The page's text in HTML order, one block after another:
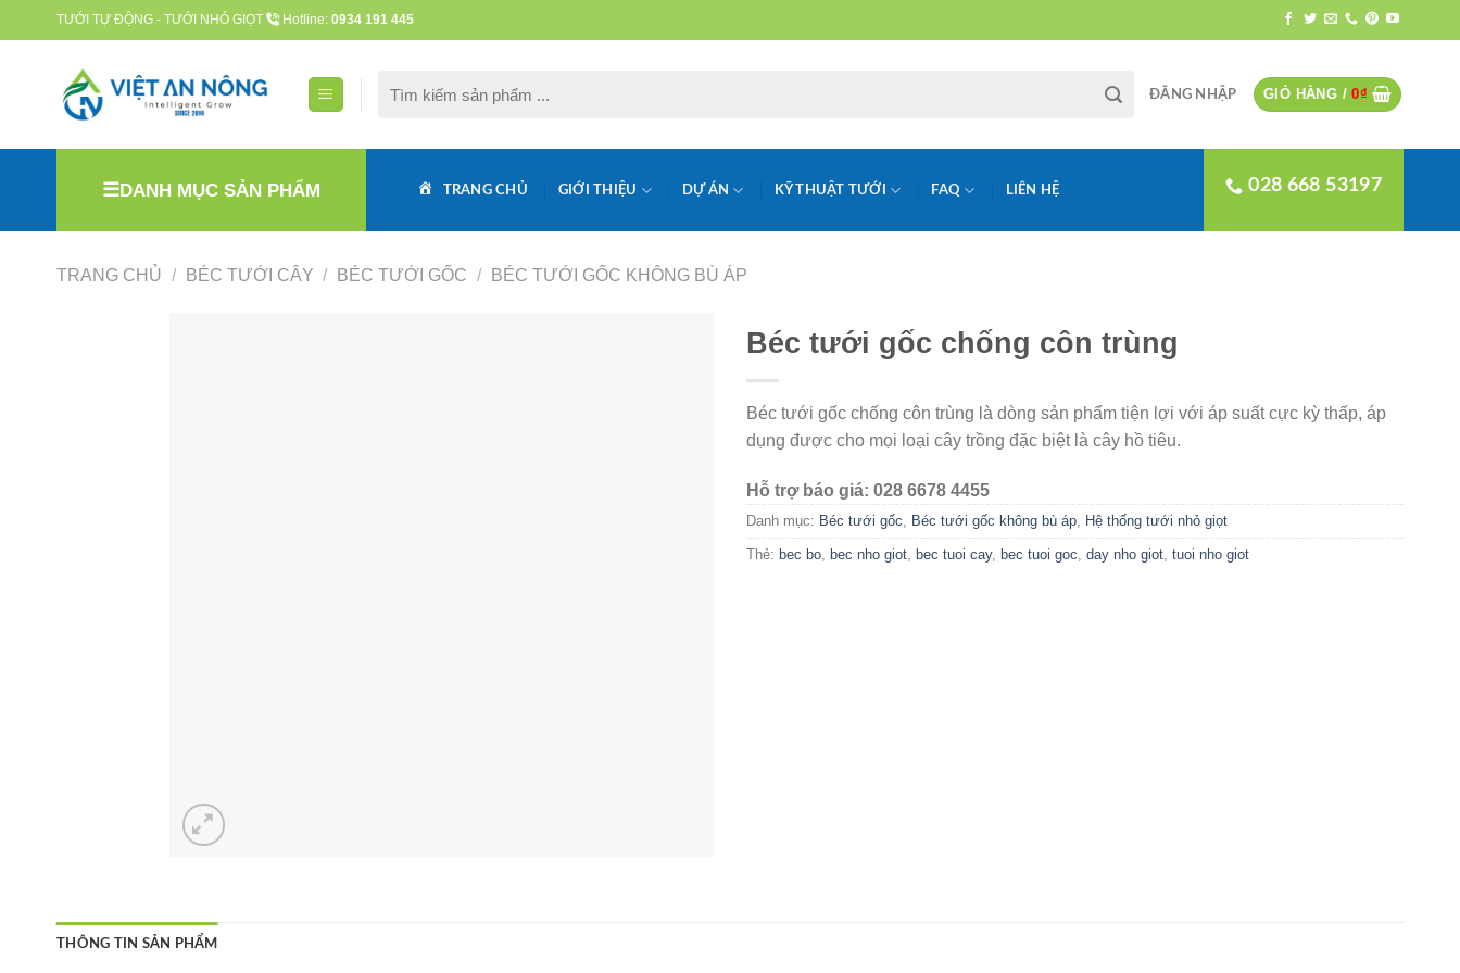
to
TƯỚI TỰ ĐỘNG - TƯỚI NHỎ GIỌT Hotline: 0934 191 445
kiếm:
ĐĂNG NHẬP GIỎ HÀNG /0₫
DANH MỤC SẢN PHẨM TRANG CHỦ GIỚI THIỆU DỰ ÁN KỸ THUẬT TƯỚI FAQ LIÊN HỆ 028 668 53197
TRANG CHỦ / BÉC TƯỚI CÂY / BÉC TƯỚI GỐC / BÉC TƯỚI GỐC KHÔNG BÙ ÁP
Béc tưới gốc chống côn trùng
Béc tưới gốc chống côn trùng là dòng sản phẩm tiện lợi với áp suất cực kỳ thấp, áp
dụng được cho mọi loại cây trồng đặc biệt là cây hồ tiêu.
Hỗ trợ báo giá: 028 6678 4455
Danh mục: Béc tưới gốc Béc tưới gốc không bù áp Hệ thống tưới nhỏ giọt
Thẻ: bec bo bec nho giot bec tuoi cay, bec tuoi goc day nho giot tuoi nho giot
THÔNG TIN SẢN PHẨM